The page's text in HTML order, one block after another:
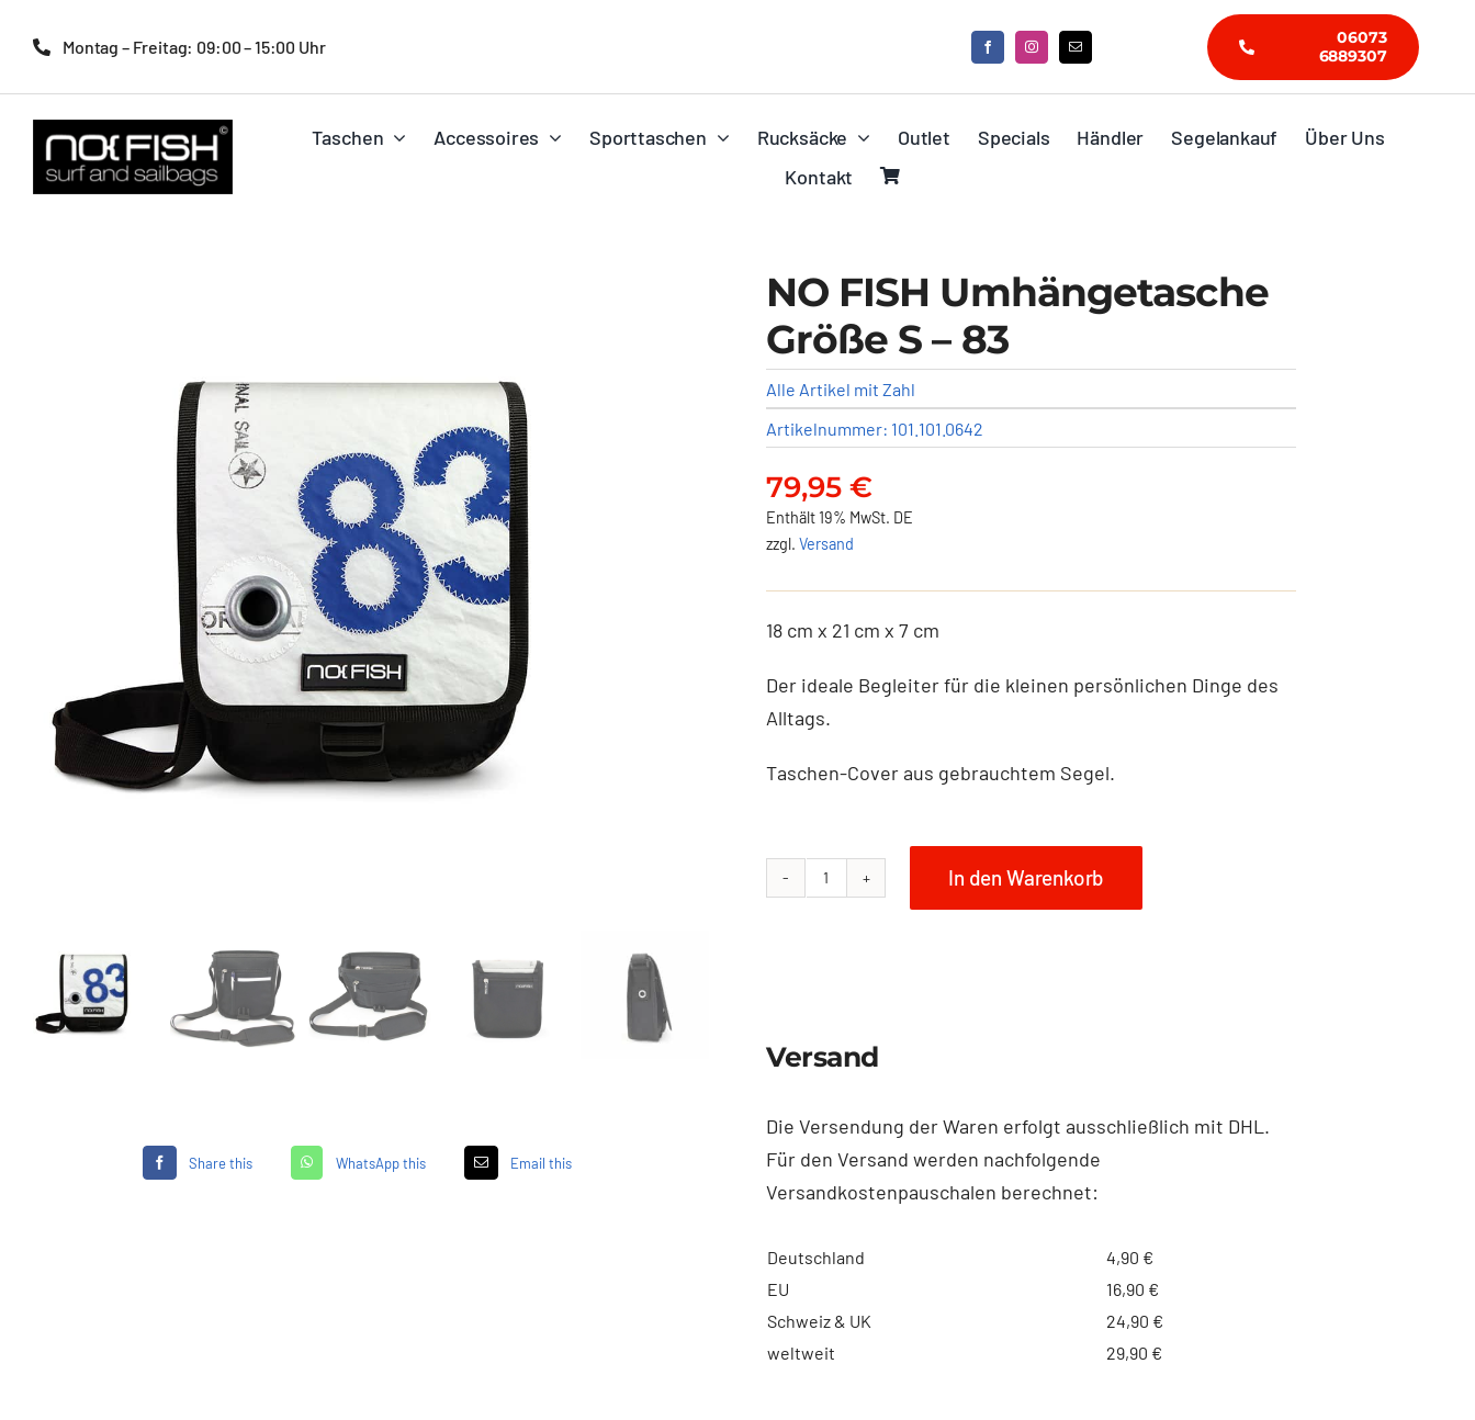
Inhalt
Montag – Freitag: 09:00 – 15:00 Uhr
06073
6889307
Taschen Accessoires Sporttaschen Rucksäcke Outlet Specials Händler Segelankauf
Über Uns
Kontakt
Share this WhatsApp this Email this
NO FISH Umhängetasche
Größe S – 83
Alle Artikel mit Zahl
Artikelnummer: 101.101.0642
79,95 €
Enthält 19% MwSt. DE
zzgl. Versand
18 cm x 21 cm x 7 cm
Der ideale Begleiter für die kleinen persönlichen Dinge des
Alltags.
Taschen-Cover aus gebrauchtem Segel.
NO
-
Menge
In den Warenkorb
Versand
Die Versendung der Waren erfolgt ausschließlich mit DHL.
Für den Versand werden nachfolgende
Versandkostenpauschalen berechnet:
Deutschland
4,90 €
EU
16,90 €
Schweiz & UK
24,90 €
weltweit
29,90 €